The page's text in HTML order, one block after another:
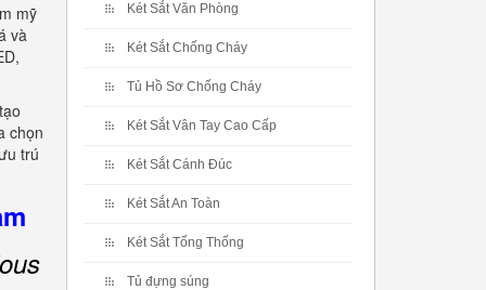
mỹ
và
chọn
trú
Két Sắt Văn Phòng
Két Sắt Chống Cháy
Tủ Hồ Sơ Chống Cháy
Két Sắt Vân Tay Cao Cấp
Két Sắt Cánh Đúc
Két Sắt An Toàn
Két Sắt Tổng Thống
Tủ đựng súng